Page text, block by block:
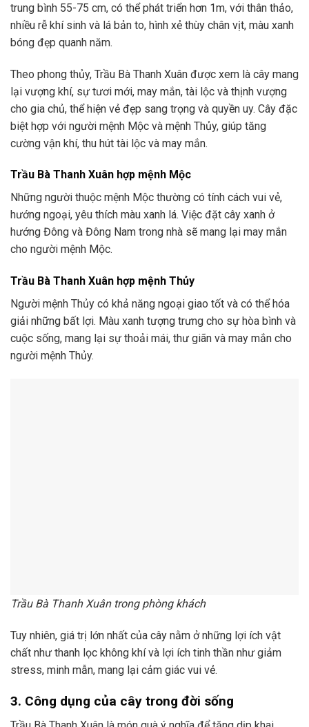
trung bình 55-75 cm, có thể phát triển hơn 1m, với thân thảo,
nhiều rễ khí sinh và lá bản to, hình xẻ thùy chân vịt, màu xanh
bóng đẹp quanh năm.
Theo phong thủy, Trầu Bà Thanh Xuân được xem là cây mang
lại vượng khí, sự tươi mới, may mắn, tài lộc và thịnh vượng
cho gia chủ, thể hiện vẻ đẹp sang trọng và quyền uy. Cây đặc
biệt hợp với người mệnh Mộc và mệnh Thủy, giúp tăng
cường vận khí, thu hút tài lộc và may mắn.
Trầu Bà Thanh Xuân hợp mệnh Mộc
Những người thuộc mệnh Mộc thường có tính cách vui vẻ,
hướng ngoại, yêu thích màu xanh lá. Việc đặt cây xanh ở
hướng Đông và Đông Nam trong nhà sẽ mang lại may mắn
cho người mệnh Mộc.
Trầu Bà Thanh Xuân hợp mệnh Thủy
Người mệnh Thủy có khả năng ngoại giao tốt và có thể hóa
giải những bất lợi. Màu xanh tượng trưng cho sự hòa bình và
cuộc sống, mang lại sự thoải mái, thư giãn và may mắn cho
người mệnh Thủy.
Trầu Bà Thanh Xuân trong phòng khách
Tuy nhiên, giá trị lớn nhất của cây nằm ở những lợi ích vật
chất như thanh lọc không khí và lợi ích tinh thần như giảm
stress, minh mẫn, mang lại cảm giác vui vẻ.
3. Công dụng của cây trong đời sống